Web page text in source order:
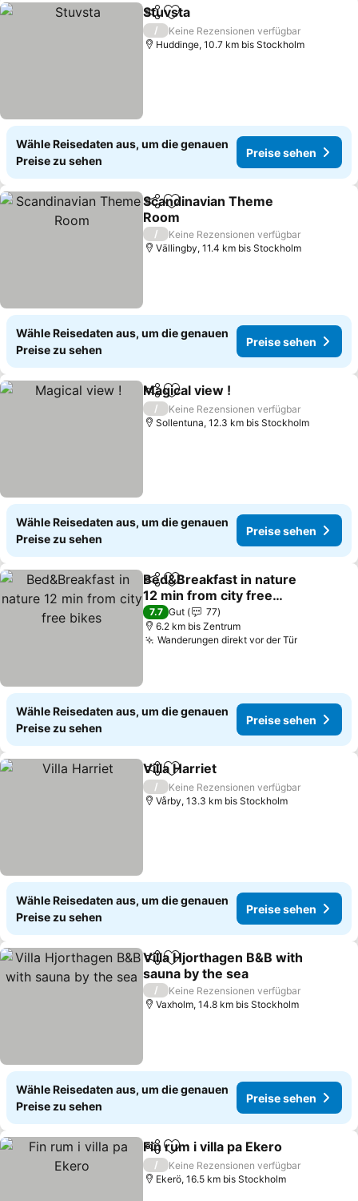
TeilenZu Favoriten hinzufügen
Stuvsta
/
Keine Rezensionen verfügbar
Huddinge, 10.7 km bis Stockholm
Wähle Reisedaten aus, um die genauen
Preise zu sehen
Preise sehen
TeilenZu Favoriten hinzufügen
Scandinavian Theme
Room
/
Keine Rezensionen verfügbar
Vällingby, 11.4 km bis Stockholm
Wähle Reisedaten aus, um die genauen
Preise zu sehen
Preise sehen
TeilenZu Favoriten hinzufügen
Magical view !
/
Keine Rezensionen verfügbar
Sollentuna, 12.3 km bis Stockholm
Wähle Reisedaten aus, um die genauen
Preise zu sehen
Preise sehen
TeilenZu Favoriten hinzufügen
Bed&Breakfast in nature
12 min from city free
bikes
7.7 Gut
77
6.2 km bis Zentrum
Wanderungen direkt vor der Tür
Wähle Reisedaten aus, um die genauen
Preise zu sehen
Preise sehen
TeilenZu Favoriten hinzufügen
Villa Harriet
/
Keine Rezensionen verfügbar
Vårby, 13.3 km bis Stockholm
Wähle Reisedaten aus, um die genauen
Preise zu sehen
Preise sehen
TeilenZu Favoriten hinzufügen
Villa Hjorthagen B&B with
sauna by the sea
/
Keine Rezensionen verfügbar
Vaxholm, 14.8 km bis Stockholm
Wähle Reisedaten aus, um die genauen
Preise zu sehen
Preise sehen
TeilenZu Favoriten hinzufügen
Fin rum i villa pa Ekero
/
Keine Rezensionen verfügbar
Ekerö, 16.5 km bis Stockholm